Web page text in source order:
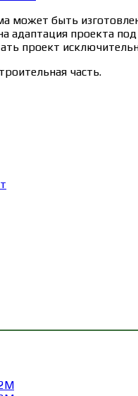
может быть
адаптация проекта
проект
часть.